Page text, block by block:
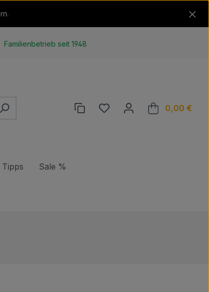
Familienbetrieb seit 1948
Du hast 0 Produkte auf
0,00 €
Tipps Sale %